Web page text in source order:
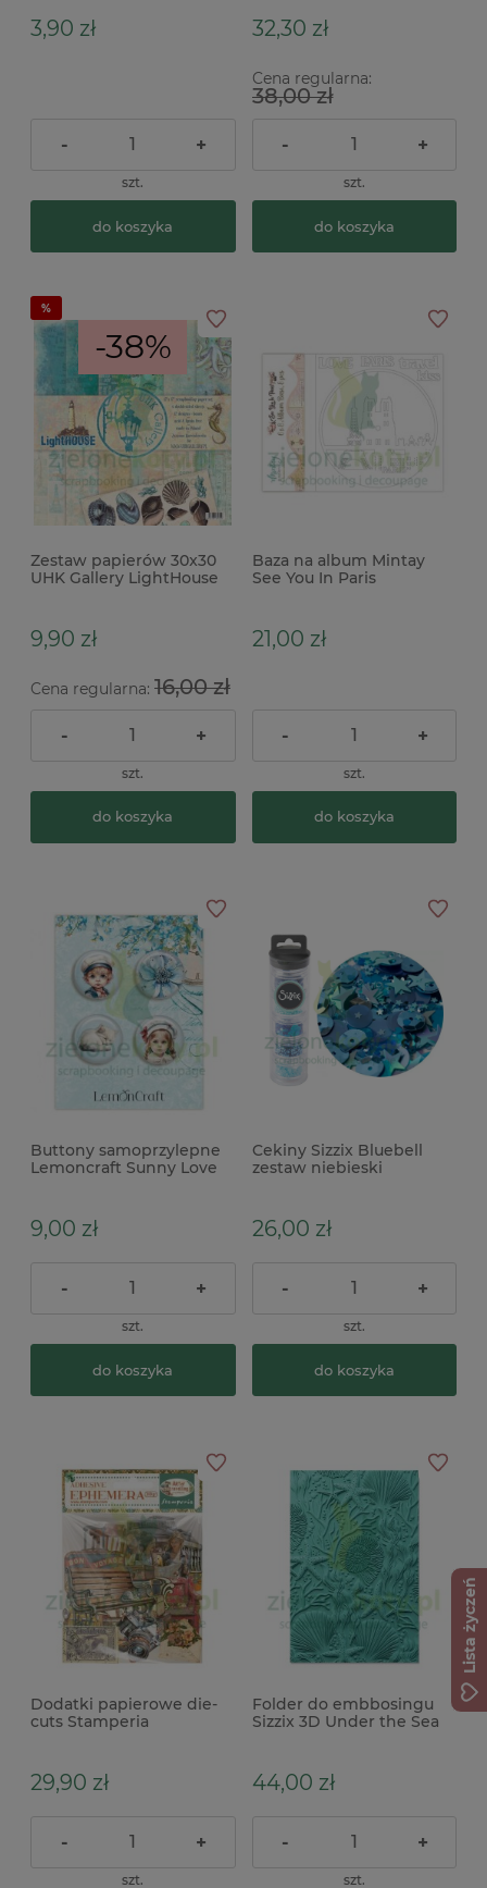
3,90 zł
- +
szt.
do koszyka
32,30 zł
Cena regularna:
38,00 zł
- +
szt.
do koszyka
-38%
Zestaw papierów 30x30
UHK Gallery LightHouse
9,90 zł
Cena regularna: 16,00 zł
- +
szt.
do koszyka
Baza na album Mintay
See You In Paris
21,00 zł
- +
szt.
do koszyka
Buttony samoprzylepne
Lemoncraft Sunny Love
9,00 zł
- +
szt.
do koszyka
Cekiny Sizzix Bluebell
zestaw niebieski
26,00 zł
- +
szt.
do koszyka
Dodatki papierowe die-
cuts Stamperia
29,90 zł
- +
szt.
Folder do embbosingu
Sizzix 3D Under the Sea
44,00 zł
- +
szt.
Lista życzeń